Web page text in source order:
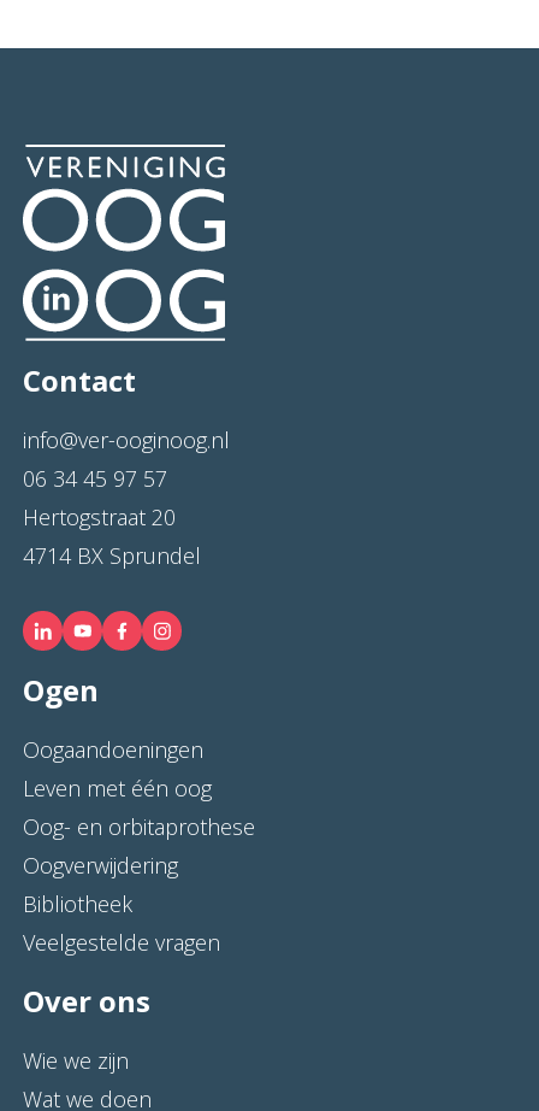
Contact
info@ver-ooginoog.nl
06 34 45 97 57
Hertogstraat 20
4714 BX Sprundel
Ogen
Oogaandoeningen
Leven met één oog
Oog- en orbitaprothese
Oogverwijdering
Bibliotheek
Veelgestelde vragen
Over ons
Wie we zijn
Wat we doen